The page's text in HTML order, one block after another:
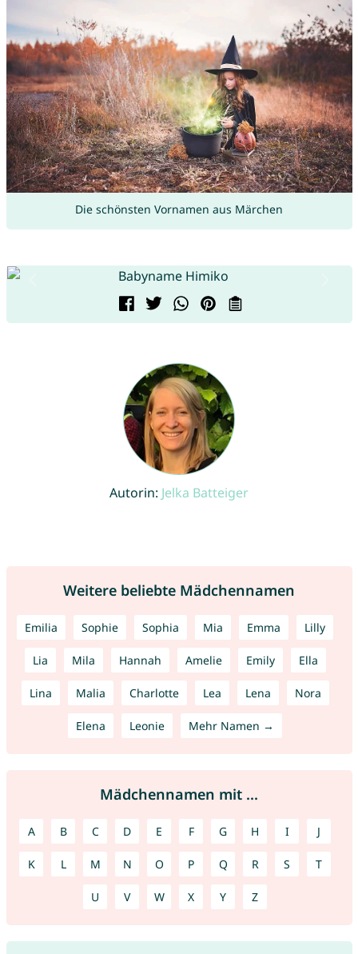
Die schönsten Vornamen aus Märchen
Autorin: Jelka Batteiger
Weitere beliebte Mädchennamen
Emilia Sophie Sophia Mia Emma Lilly
Lia Mila Hannah Amelie Emily Ella
Lina Malia Charlotte Lea Lena Nora
Elena Leonie Mehr Namen →
Mädchennamen mit ...
A B C D E F G H I J
K L M N O P Q R S T
U V W X Y Z